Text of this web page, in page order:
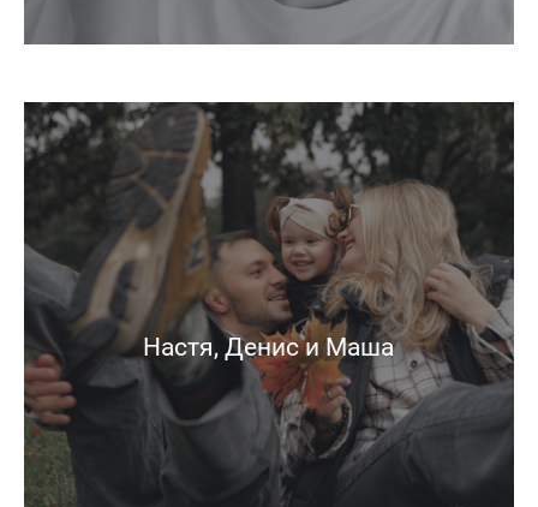
Настя, Денис и Маша